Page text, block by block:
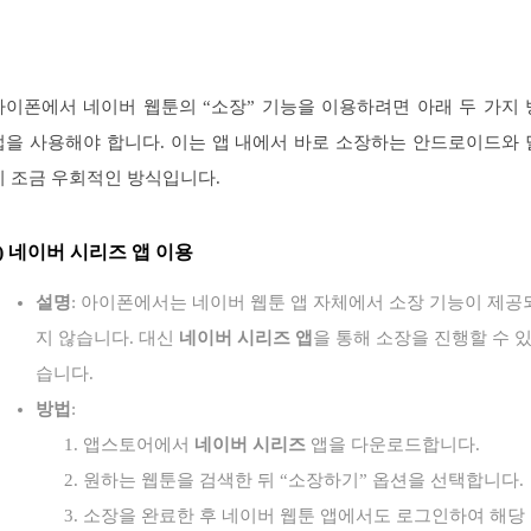
이폰에서 네이버 웹툰의 “소장” 기능을 이용하려면 아래 두 가지
을 사용해야 합니다. 이는 앱 내에서 바로 소장하는 안드로이드와
조금 우회적인 방식입니다.
네이버 시리즈 앱 이용
설명: 아이폰에서는 네이버 웹툰 앱 자체에서 소장 기능이 제공
지 않습니다. 대신 네이버 시리즈 앱 을 통해 소장을 진행할 수 있
습니다.
방법 :
앱스토어에서 네이버 시리즈 앱을 다운로드합니다.
원하는 웹툰을 검색한 뒤 “소장하기” 옵션을 선택합니다.
소장을 완료한 후 네이버 웹툰 앱에서도 로그인하여 해당